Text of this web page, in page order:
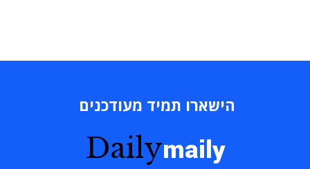
הישארו תמיד מעודכנים
Dailymaily